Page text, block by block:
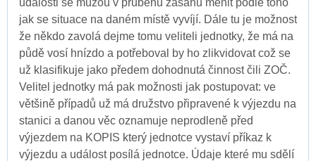
jak se situace na daném místě vyvíjí. Dále tu je možnost
že někdo zavolá dejme tomu veliteli jednotky, že má na
půdě vosí hnízdo a potřeboval by ho zlikvidovat což se
už klasifikuje jako předem dohodnutá činnost čili ZOČ.
Velitel jednotky má pak možnosti jak postupovat: ve
většině případů už má družstvo připravené k výjezdu na
stanici a danou věc oznamuje neprodleně před
výjezdem na KOPIS který jednotce vystaví příkaz k
výjezdu a událost posílá jednotce. Údaje které mu sdělí